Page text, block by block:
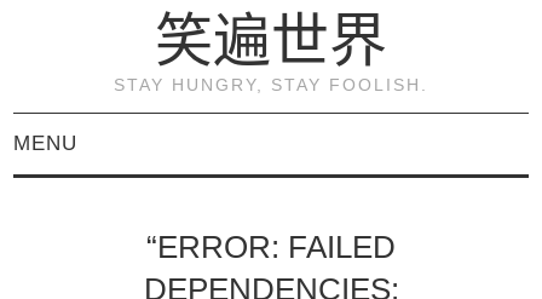
笑遍世界
STAY HUNGRY, STAY FOOLISH.
MENU
KVM虚拟化原理与实践
“ERROR: FAILED
DEPENDENCIES: